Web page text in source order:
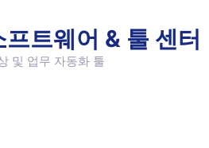
프트웨어 & 툴 센터
및 업무 자동화 툴